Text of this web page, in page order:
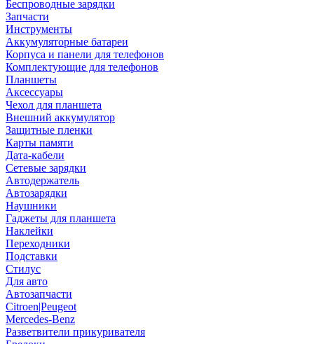
Беспроводные зарядки
Запчасти
Инструменты
Аккумуляторные батареи
Корпуса и панели для телефонов
Комплектующие для телефонов
Планшеты
Аксессуары
Чехол для планшета
Внешний аккумулятор
Защитные пленки
Карты памяти
Дата-кабели
Сетевые зарядки
Автодержатель
Автозарядки
Наушники
Гаджеты для планшета
Наклейки
Переходники
Подставки
Стилус
Для авто
Автозапчасти
Citroen|Peugeot
Mercedes-Benz
Разветвители прикуривателя